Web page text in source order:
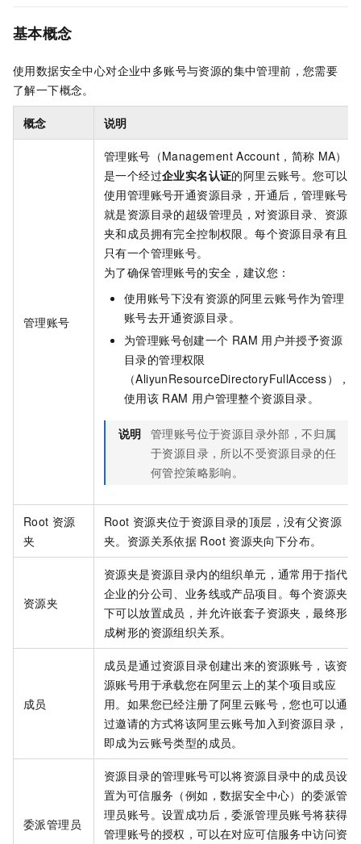
基本概念
使用数据安全中心对企业中多账号与资源的集中管理前，您需要
了解一下概念。
概念 说明
管理账号
管理账号（Management Account，简称 MA）
是一个经过企业实名认证的阿里云账号。您可以
使用管理账号开通资源目录，开通后，管理账号
就是资源目录的超级管理员，对资源目录、资源
夹和成员拥有完全控制权限。每个资源目录有且
只有一个管理账号。
为了确保管理账号的安全，建议您：
使用账号下没有资源的阿里云账号作为管理
账号去开通资源目录。
为管理账号创建一个 RAM 用户并授予资源
目录的管理权限
（AliyunResourceDirectoryFullAccess），
使用该 RAM 用户管理整个资源目录。
说明 管理账号位于资源目录外部，不归属
于资源目录，所以不受资源目录的任
何管控策略影响。
Root 资源
夹
Root 资源夹位于资源目录的顶层，没有父资源
夹。资源关系依据 Root 资源夹向下分布。
资源夹
资源夹是资源目录内的组织单元，通常用于指代
企业的分公司、业务线或产品项目。每个资源夹
下可以放置成员，并允许嵌套子资源夹，最终形
成树形的资源组织关系。
成员
成员是通过资源目录创建出来的资源账号，该资
源账号用于承载您在阿里云上的某个项目或应
用。如果您已经注册了阿里云账号，您也可以通
过邀请的方式将该阿里云账号加入到资源目录，
即成为云账号类型的成员。
委派管理员
资源目录的管理账号可以将资源目录中的成员设
置为可信服务（例如，数据安全中心）的委派管
理员账号。设置成功后，委派管理员账号将获得
管理账号的授权，可以在对应可信服务中访问资